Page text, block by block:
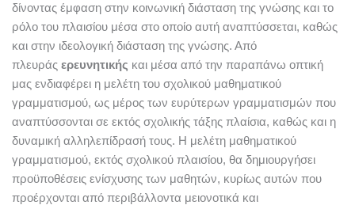
δίνοντας έμφαση στην κοινωνική διάσταση της γνώσης και το
ρόλο του πλαισίου μέσα στο οποίο αυτή αναπτύσσεται, καθώς
και στην ιδεολογική διάσταση της γνώσης. Από
πλευράς ερευνητικής και μέσα από την παραπάνω οπτική
μας ενδιαφέρει η μελέτη του σχολικού μαθηματικού
γραμματισμού, ως μέρος των ευρύτερων γραμματισμών που
αναπτύσσονται σε εκτός σχολικής τάξης πλαίσια, καθώς και η
δυναμική αλληλεπίδρασή τους. Η μελέτη μαθηματικού
γραμματισμού, εκτός σχολικού πλαισίου, θα δημιουργήσει
προϋποθέσεις ενίσχυσης των μαθητών, κυρίως αυτών που
προέρχονται από περιβάλλοντα μειονοτικά και